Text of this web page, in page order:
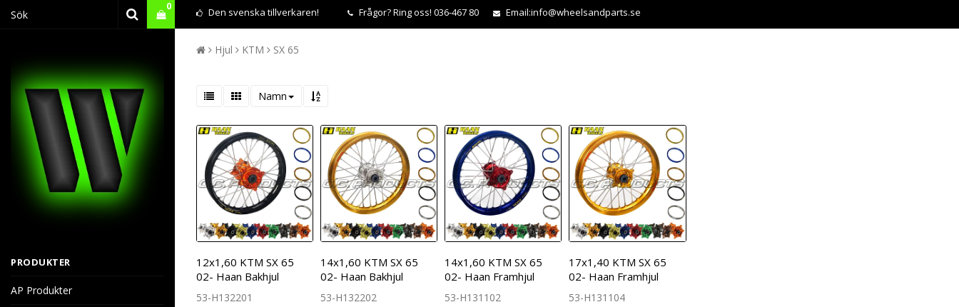
Den svenska tillverkaren! Frågor?Ring oss! 036-467 80 Email:info@wheelsandparts.se
0
PRODUKTER
AP Produkter
Hjul KTM SX 65
Namn
12x1,60 KTM SX 65
02- Haan Bakhjul
53-H132201
14x1,60 KTM SX 65
02- Haan Bakhjul
53-H132202
14x1,60 KTM SX 65
02- Haan Framhjul
53-H131102
17x1,40 KTM SX 65
02- Haan Framhjul
53-H131104